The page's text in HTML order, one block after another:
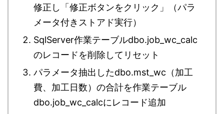
修正し「修正ボタンをクリック」（パラ
メータ付きストアド実行）
SqlServer作業テーブルdbo.job_wc_calc
のレコードを削除してリセット
パラメータ抽出したdbo.mst_wc（加工
費、加工日数）の合計を作業テーブル
dbo.job_wc_calcにレコード追加